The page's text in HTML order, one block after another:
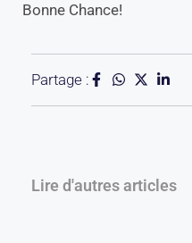
Bonne Chance!
Partage :
Lire d'autres articles